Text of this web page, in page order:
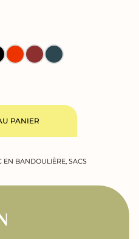
PANIER
EN BANDOULIÈRE,SACS